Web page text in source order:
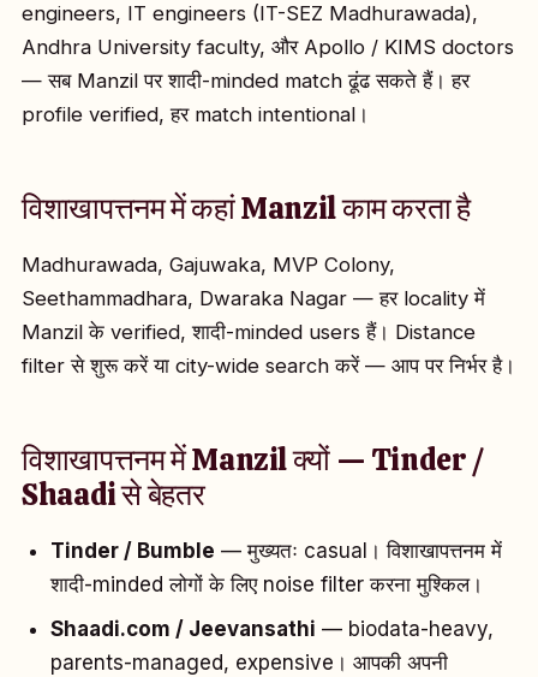
engineers, IT engineers (IT-SEZ Madhurawada),
Andhra University faculty, और Apollo / KIMS doctors
— सब Manzil पर शादी-minded match ढूंढ सकते हैं। हर
profile verified, हर match intentional।
विशाखापत्तनम में कहां Manzil काम करता है
Madhurawada, Gajuwaka, MVP Colony,
Seethammadhara, Dwaraka Nagar — हर locality में
Manzil के verified, शादी-minded users हैं। Distance
filter से शुरू करें या city-wide search करें — आप पर निर्भर है।
विशाखापत्तनम में Manzil क्यों — Tinder /
Shaadi से बेहतर
Tinder / Bumble — मुख्यतः casual। विशाखापत्तनम में
शादी-minded लोगों के लिए noise filter करना मुश्किल।
Shaadi.com / Jeevansathi — biodata-heavy,
parents-managed, expensive। आपकी अपनी